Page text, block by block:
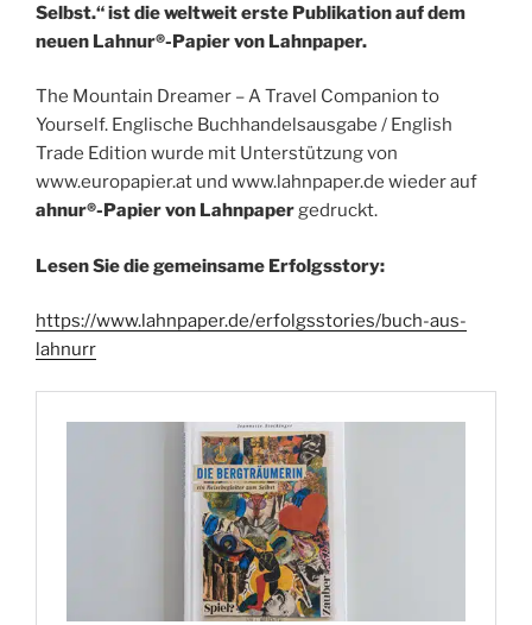
Selbst.“ist die weltweit erste Publikation auf dem
neuen Lahnur®-Papier von Lahnpaper.
The Mountain Dreamer – A Travel Companion to
Yourself. Englische Buchhandelsausgabe / English
Trade Edition wurde mit Unterstützung von
www.europapier.at und www.lahnpaper.de wieder auf
ahnur®-Papier von Lahnpapergedruckt.
Lesen Sie die gemeinsame Erfolgsstory:
https://www.lahnpaper.de/erfolgsstories/buch-aus-
lahnurr